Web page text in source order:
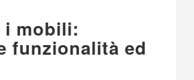
i mobili:
funzionalità ed